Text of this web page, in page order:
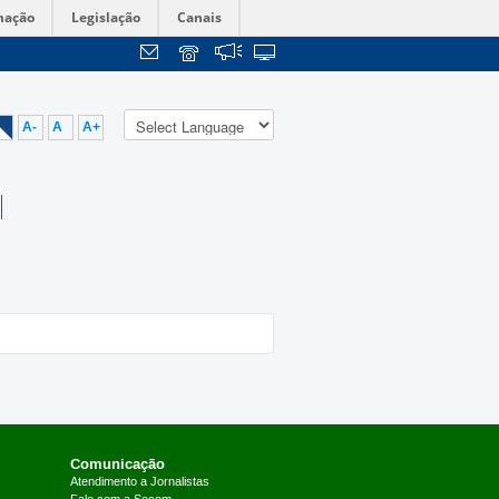
Legislação Canais
A- A A+
Comunicação
Atendimento a Jornalistas